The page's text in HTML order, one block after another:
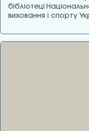
бібліотеці
виховання і спорту